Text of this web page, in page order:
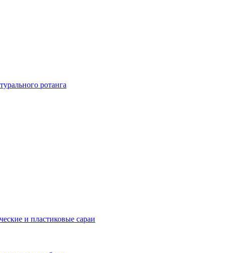
ротанга
и пластиковые сараи